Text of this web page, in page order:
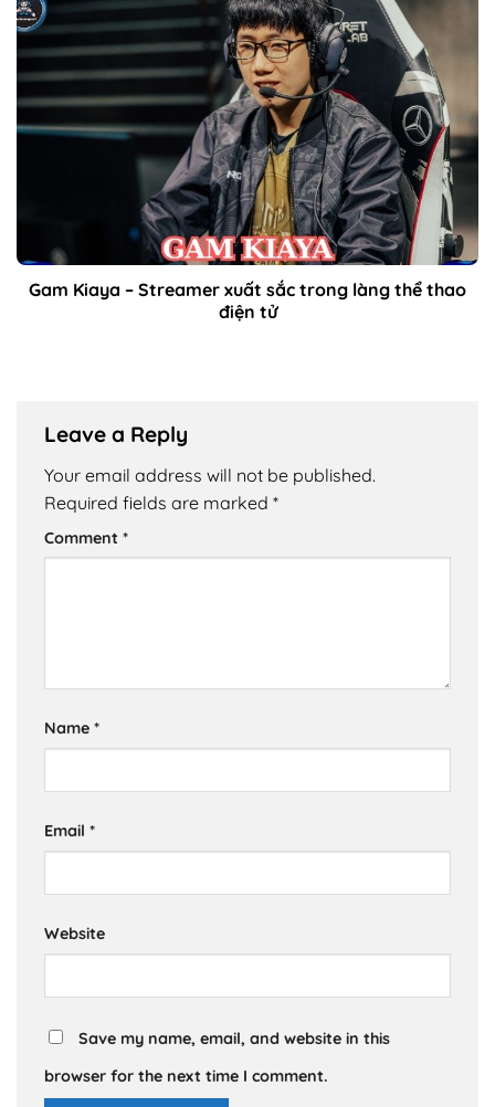
Gam Kiaya – Streamer xuất sắc trong làng thể thao
điện tử
Leave a Reply
Your email address will not be published.
Required fields are marked *
Comment *
Name *
Email *
Website
Save my name, email, and website in this
browser for the next time I comment.